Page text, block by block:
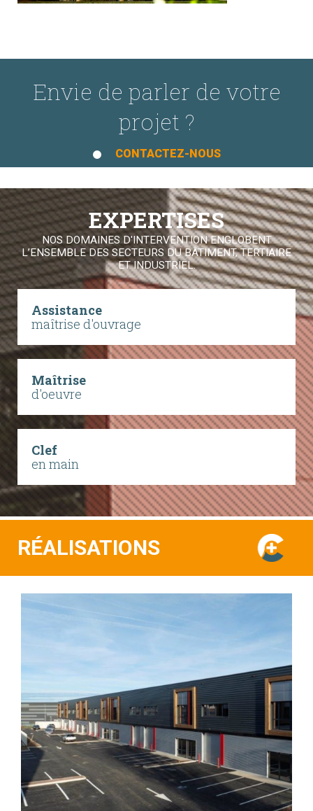
Envie de parler de votre
projet ?
CONTACTEZ-NOUS
EXPERTISES
NOS DOMAINES D'INTERVENTION ENGLOBENT
L’ENSEMBLE DES SECTEURS DU BÂTIMENT, TERTIAIRE
ET INDUSTRIEL.
Assistance
maîtrise d'ouvrage
Maîtrise
d'oeuvre
Clef
en main
RÉALISATIONS